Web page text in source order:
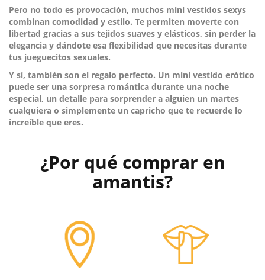
Pero no todo es provocación, muchos mini vestidos sexys
combinan comodidad y estilo. Te permiten moverte con
libertad gracias a sus tejidos suaves y elásticos, sin perder la
elegancia y dándote esa flexibilidad que necesitas durante
tus jueguecitos sexuales.
Y sí, también son el regalo perfecto. Un mini vestido erótico
puede ser una sorpresa romántica durante una noche
especial, un detalle para sorprender a alguien un martes
cualquiera o simplemente un capricho que te recuerde lo
increíble que eres.
¿Por qué comprar en
amantis?